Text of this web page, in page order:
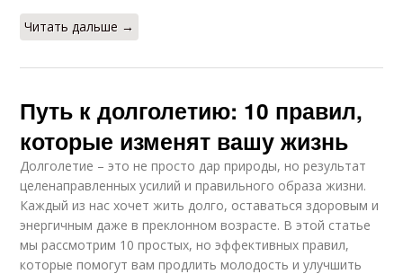
Читать дальше →
Путь к долголетию: 10 правил,
которые изменят вашу жизнь
Долголетие – это не просто дар природы, но результат
целенаправленных усилий и правильного образа жизни.
Каждый из нас хочет жить долго, оставаться здоровым и
энергичным даже в преклонном возрасте. В этой статье
мы рассмотрим 10 простых, но эффективных правил,
которые помогут вам продлить молодость и улучшить